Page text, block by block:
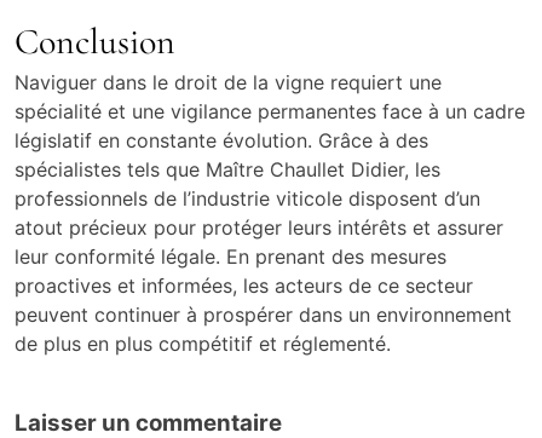
Conclusion
Naviguer dans le droit de la vigne requiert une
spécialité et une vigilance permanentes face à un cadre
législatif en constante évolution. Grâce à des
spécialistes tels que Maître Chaullet Didier, les
professionnels de l’industrie viticole disposent d’un
atout précieux pour protéger leurs intérêts et assurer
leur conformité légale. En prenant des mesures
proactives et informées, les acteurs de ce secteur
peuvent continuer à prospérer dans un environnement
de plus en plus compétitif et réglementé.
Laisser un commentaire